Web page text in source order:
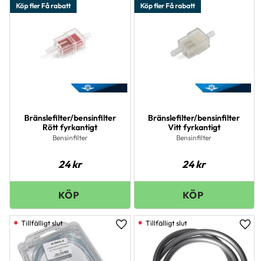
Bränslefilter/bensinfilter
Rött fyrkantigt
Bensinfilter
24kr
Köp fler Få rabatt
Bränslefilter/bensinfilter
Vitt fyrkantigt
Bensinfilter
24kr
Köp fler Få rabatt
Lägg till i favoriter